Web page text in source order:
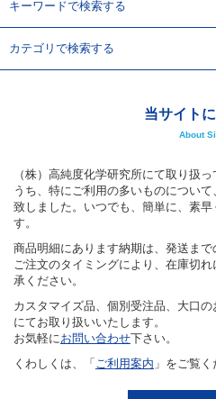
キーワードで検索する
カテゴリで検索する
当サイト
About
（株）高純度化学研究所にて取り扱
うち、特にご利用の多いものについ
致しました。いつでも、簡単に、素
す。
商品明細にあります納期は、発送まで
ご注文のタイミングにより、在庫切
承ください。
カスタマイズ品、個別受注品、大口
にてお取り扱いいたします。
お気軽にお問い合わせ下さい。
くわしくは、「 ご利用案内 」をご覧く